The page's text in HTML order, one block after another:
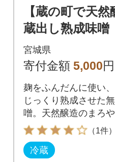
【蔵の町で天然
蔵出し熟成味噌
1kg(1kg×1袋・
加・国産原材料)
宮城県
寄付金額 5,000円
麹をふんだんに使い
じっくり熟成させた
噌。天然醸造のまろ
みを味わえます。
（1件）
冷蔵